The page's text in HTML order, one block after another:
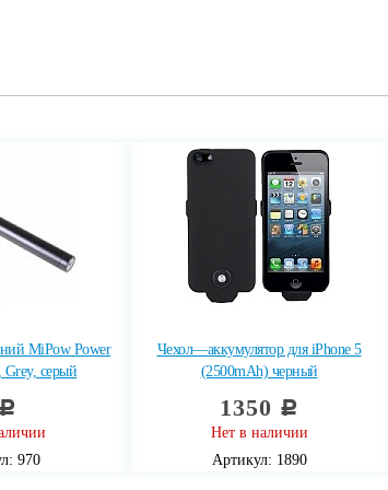
MiPow Power
Grey, серый
c
970
Чехол—аккумулятор для iPhone 5
(2500mAh) черный
1350 c
Нет в наличии
Артикул: 1890